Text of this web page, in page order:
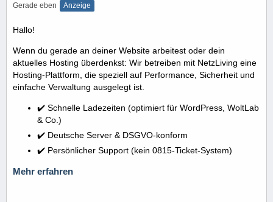
wait 2000ms
i = i+1
Gerade eben Anzeige
Hallo!
Wenn du gerade an deiner Website arbeitest oder dein
aktuelles Hosting überdenkst: Wir betreiben mit NetzLiving eine
Hosting-Plattform, die speziell auf Performance, Sicherheit und
einfache Verwaltung ausgelegt ist.
✔️ Schnelle Ladezeiten (optimiert für WordPress, WoltLab
& Co.)
✔️ Deutsche Server & DSGVO-konform
✔️ Persönlicher Support (kein 0815-Ticket-System)
Mehr erfahren